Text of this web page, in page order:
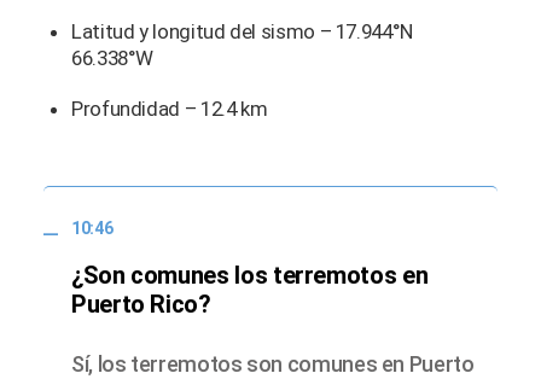
Latitud y longitud del sismo – 17.944°N
66.338°W
Profundidad – 12.4 km
10:46
¿Son comunes los terremotos en
Puerto Rico?
Sí, los terremotos son comunes en Puerto